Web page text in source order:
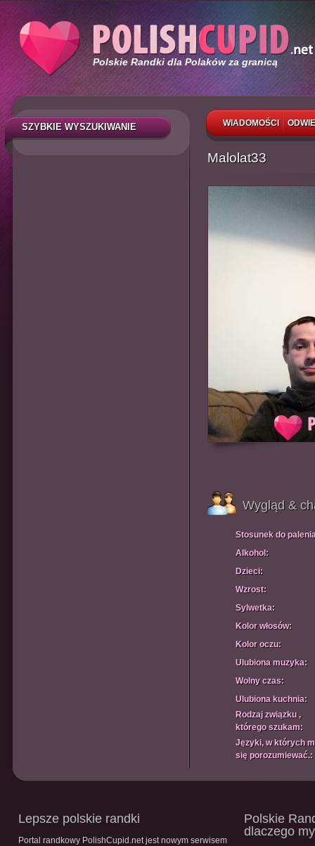
Polskie Randki dla Polaków za granicą
WIADOMOŚCI
SZYBKIE WYSZUKIWANIE
Malolat33
Wygląd &
Stosunek do
Alkohol:
Dzieci:
Wzrost:
Sylwetka:
Kolor włosów:
Kolor oczu:
Ulubiona muzyka:
Wolny czas:
Ulubiona kuchnia:
Rodzaj związku ,
którego szukam:
Języki, w których
się porozumiewać.:
Lepsze polskie randki
Portal randkowy PolishCupid.net jest nowym serwisem
Polskie
dlaczego